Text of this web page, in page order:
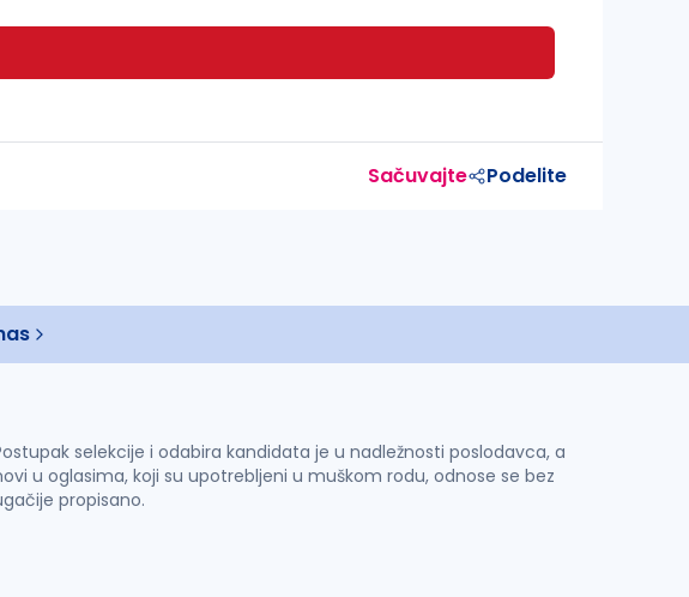
Sačuvajte Podelite
selekcije i odabira kandidata je u nadležnosti poslodavca, a
u oglasima, koji su upotrebljeni u muškom rodu, odnose se bez
propisano.